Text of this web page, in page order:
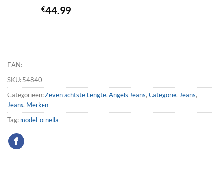
€44.99
EAN:
SKU: 54840
Categorieën:Zeven achtste Lengte, Angels Jeans, Categorie, Jeans,
Jeans, Merken
Tag: model-ornella